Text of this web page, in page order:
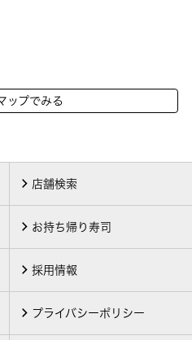
ップでみる
店舗検索
お持ち帰り寿司
採用情報
プライバシーポリシー